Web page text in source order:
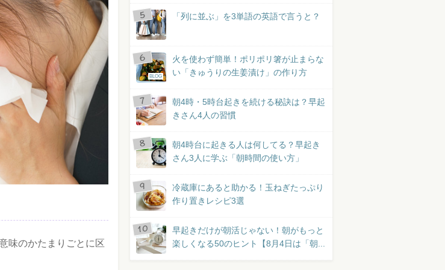
味のかたまりごとに区
「列に並ぶ」を3単語の英語で言うと？
BLOG
火を使わず簡単！ポリポリ箸が止まらな
い「きゅうりの生姜漬け」の作り方
朝4時・5時台起きを続ける秘訣は？早起
きさん4人の習慣
朝4時台に起きる人は何してる？早起き
さん3人に学ぶ「朝時間の使い方」
冷蔵庫にあると助かる！玉ねぎたっぷり
作り置きレシピ3選
早起きだけが朝活じゃない！朝がもっと
楽しくなる50のヒント【8月4日は「朝...